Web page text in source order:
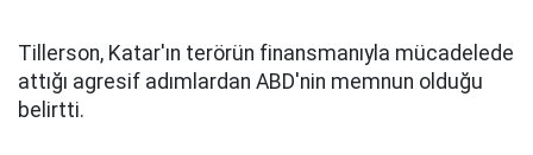
Tillerson, Katar'ın terörün finansmanıyla mücadelede
attığı agresif adımlardan ABD'nin memnun olduğu
belirtti.